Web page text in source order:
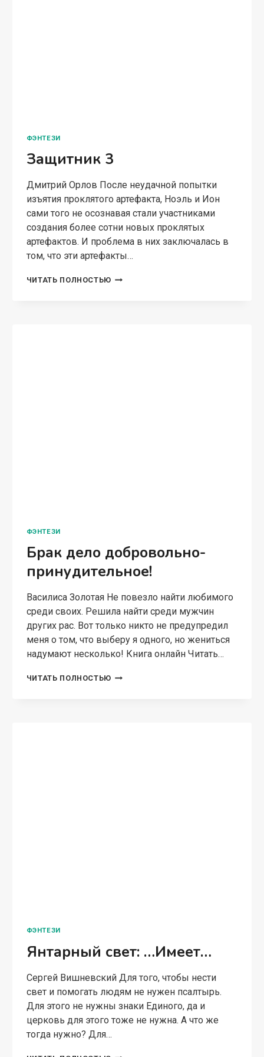
ФЭНТЕЗИ
Защитник 3
Дмитрий Орлов После неудачной попытки
изъятия проклятого артефакта, Ноэль и Ион
сами того не осознавая стали участниками
создания более сотни новых проклятых
артефактов. И проблема в них заключалась в
том, что эти артефакты…
ЧИТАТЬ ПОЛНОСТЬЮ ЗАЩИТНИК
ФЭНТЕЗИ
Брак дело добровольно-
принудительное!
Василиса Золотая Не повезло найти любимого
среди своих. Решила найти среди мужчин
других рас. Вот только никто не предупредил
меня о том, что выберу я одного, но жениться
надумают несколько! Книга онлайн Читать…
ЧИТАТЬ ПОЛНОСТЬЮ БРАК
ФЭНТЕЗИ
Янтарный свет: …Имеет…
Сергей Вишневский Для того, чтобы нести
свет и помогать людям не нужен псалтырь.
Для этого не нужны знаки Единого, да и
церковь для этого тоже не нужна. А что же
тогда нужно? Для…